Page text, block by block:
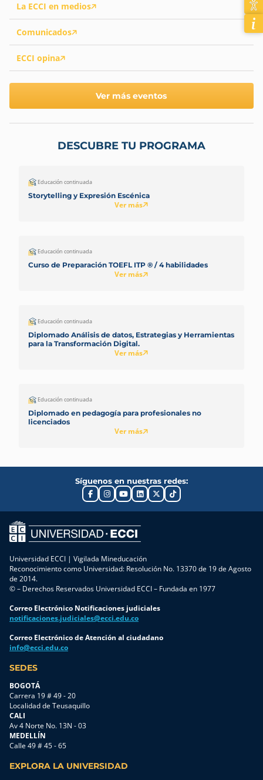
La ECCI en medios
Comunicados
ECCI opina
Ver más eventos
DESCUBRE TU PROGRAMA
Educación continuada
Storytelling y Expresión Escénica
Ver más
Educación continuada
Curso de Preparación TOEFL ITP ® / 4 habilidades
Ver más
Educación continuada
Diplomado Análisis de datos, Estrategias y Herramientas
para la Transformación Digital.
Ver más
Educación continuada
Diplomado en pedagogía para profesionales no
licenciados
Ver más
Síguenos en nuestras redes:
Universidad ECCI | Vigilada Mineducación
Reconocimiento como Universidad: Resolución No. 13370 de 19 de Agosto
de 2014.
© – Derechos Reservados Universidad ECCI – Fundada en 1977
Correo Electrónico Notificaciones judiciales
notificaciones.judiciales@ecci.edu.co
Correo Electrónico de Atención al ciudadano
info@ecci.edu.co
SEDES
BOGOTÁ
Carrera 19 # 49 - 20
Localidad de Teusaquillo
CALI
Av 4 Norte No. 13N - 03
MEDELLÍN
Calle 49 # 45 - 65
EXPLORA LA UNIVERSIDAD